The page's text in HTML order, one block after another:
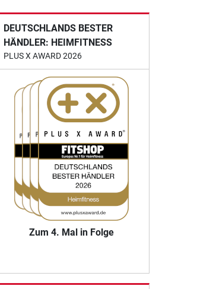
DEUTSCHLANDS BESTER
HÄNDLER: HEIMFITNESS
PLUS X AWARD 2026
Zum 4. Mal in Folge